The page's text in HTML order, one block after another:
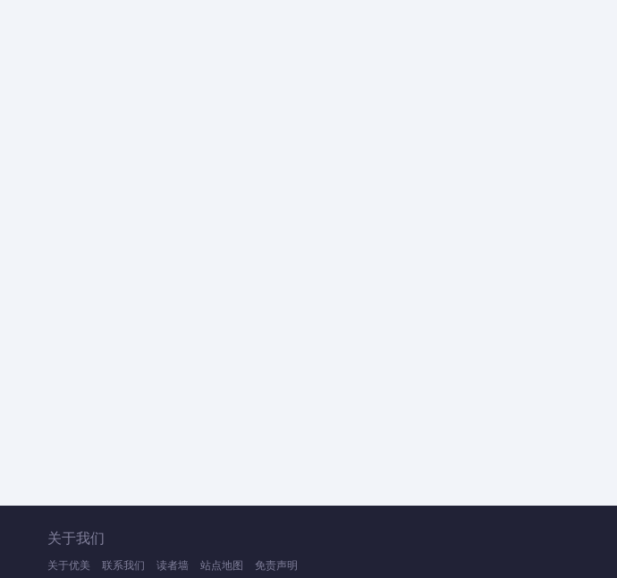
关于我们
关于优美 联系我们 读者墙 站点地图 免责声明